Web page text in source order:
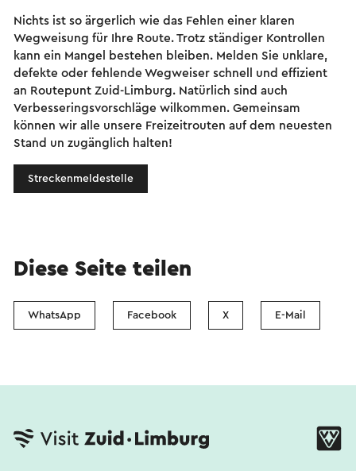
Nichts ist so ärgerlich wie das Fehlen einer klaren
Wegweisung für Ihre Route. Trotz ständiger Kontrollen
kann ein Mangel bestehen bleiben. Melden Sie unklare,
defekte oder fehlende Wegweiser schnell und effizient
an Routepunt Zuid-Limburg. Natürlich sind auch
Verbesseringsvorschläge wilkommen. Gemeinsam
können wir alle unsere Freizeitrouten auf dem neuesten
Stand un zugänglich halten!
Streckenmeldestelle
Diese Seite teilen
WhatsApp Facebook X E-Mail